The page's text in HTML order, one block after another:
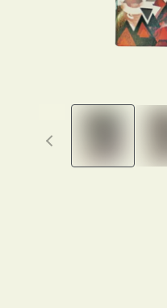
Previous thumbnails